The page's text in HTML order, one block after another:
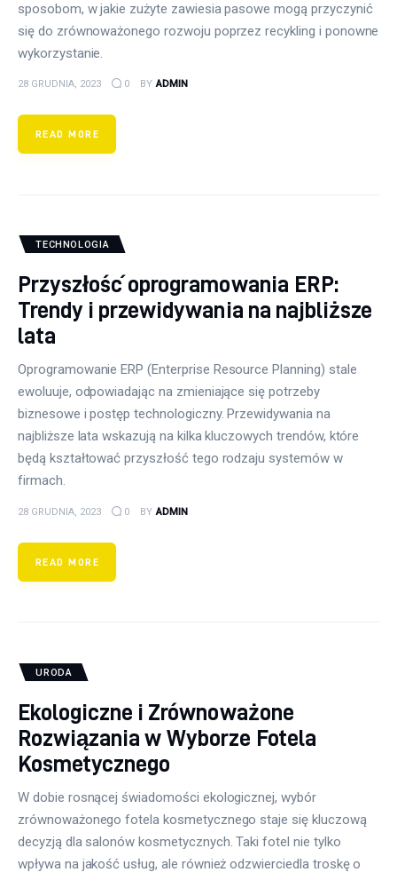
sposobom, w jakie zużyte zawiesia pasowe mogą przyczynić
się do zrównoważonego rozwoju poprzez recykling i ponowne
wykorzystanie.
28 GRUDNIA, 2023 0 BY ADMIN
READ MORE
TECHNOLOGIA
Przyszłość oprogramowania ERP:
Trendy i przewidywania na najbliższe
lata
Oprogramowanie ERP (Enterprise Resource Planning) stale
ewoluuje, odpowiadając na zmieniające się potrzeby
biznesowe i postęp technologiczny. Przewidywania na
najbliższe lata wskazują na kilka kluczowych trendów, które
będą kształtować przyszłość tego rodzaju systemów w
firmach.
28 GRUDNIA, 2023 0 BY ADMIN
READ MORE
URODA
Ekologiczne i Zrównoważone
Rozwiązania w Wyborze Fotela
Kosmetycznego
W dobie rosnącej świadomości ekologicznej, wybór
zrównoważonego fotela kosmetycznego staje się kluczową
decyzją dla salonów kosmetycznych. Taki fotel nie tylko
wpływa na jakość usług, ale również odzwierciedla troskę o